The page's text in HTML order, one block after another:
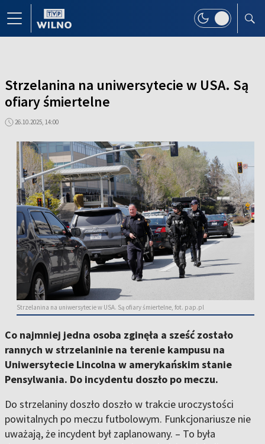
Strzelanina na uniwersytecie w USA. Są
ofiary śmiertelne
26.10.2025, 14:00
Strzelanina na uniwersytecie w USA. Są ofiary śmiertelne, fot. pap.pl
Co najmniej jedna osoba zginęła a sześć zostało
rannych w strzelaninie na terenie kampusu na
Uniwersytecie Lincolna w amerykańskim stanie
Pensylwania. Do incydentu doszło po meczu.
Do strzelaniny doszło doszło w trakcie uroczystości
powitalnych po meczu futbolowym. Funkcjonariusze nie
uważają, że incydent był zaplanowany. – To była